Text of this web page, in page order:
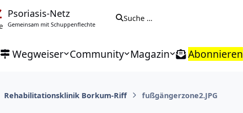
Psoriasis-Netz
Gemeinsam mit Schuppenflechte
Suche …
Wegweiser Community Magazin Abonnieren
Rehabilitationsklinik Borkum-Riff fußgängerzone2.JPG